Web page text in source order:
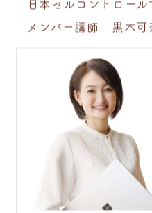
日本セルコントロール
メンバー講師 黒木可